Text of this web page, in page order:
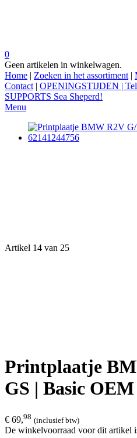
0
Geen artikelen in winkelwagen.
Home | Zoeken in het assortiment |
Contact | OPENINGSTIJDEN |
SUPPORTS Sea Sheperd!
Menu
Artikel 14 van 25
Printplaatje
GS | Basic OEM
€ 69,98 (inclusief btw)
De winkelvoorraad voor dit artikel